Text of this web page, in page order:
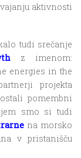
aktivnosti
tudi srečanje
z imenom:
energies in the
projekta
pomembni
smo si tudi
na morsko
v pristanišču